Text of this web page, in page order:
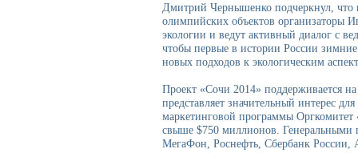
Дмитрий Чернышенко подчеркнул, что
олимпийских объектов организаторы
экологии и ведут активный диалог с
чтобы первые в истории России
новых подходов к экологическим
Проект «Сочи 2014» поддерживается
представляет значительный интерес
маркетинговой программы
свыше $750 миллионов. Генеральными
МегаФон, Роснефть, Сбербанк России,